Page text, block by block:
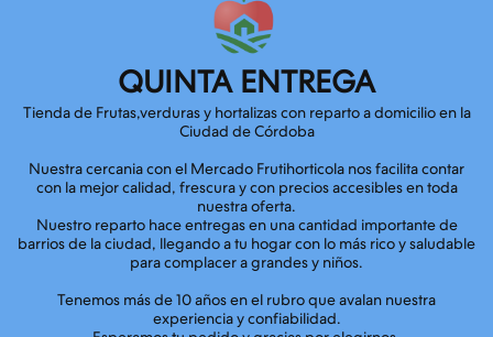
QUINTA ENTREGA
Tienda de Frutas,verduras y hortalizas con reparto a domicilio en la
Ciudad de Córdoba
Nuestra cercania con el Mercado Frutihorticola nos facilita contar
con la mejor calidad, frescura y con precios accesibles en toda
nuestra oferta.
Nuestro reparto hace entregas en una cantidad importante de
barrios de la ciudad, llegando a tu hogar con lo más rico y saludable
para complacer a grandes y niños.
Tenemos más de 10 años en el rubro que avalan nuestra
experiencia y confiabilidad.